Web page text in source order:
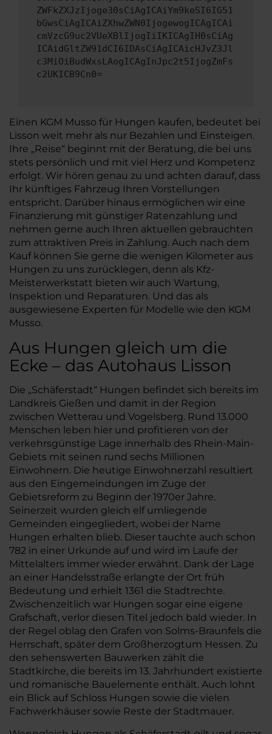
ZWFkZXJzIjoge30sCiAgICAiYm9keSI6IG51
bGwsCiAgICAiZXhwZWN0IjogewogICAgICAi
cmVzcG9uc2VUeXBlIjogIiIKICAgIH0sCiAg
ICAidGltZW91dCI6IDAsCiAgICAicHJvZ3Jl
c3MiOiBudWxsLAogICAgInJpc2t5IjogZmFs
c2UKICB9Cn0=
Einen KGM Musso für Hungen kaufen, bedeutet bei
Lisson weit mehr als nur Bezahlen und Einsteigen.
Ihre „Reise“ beginnt mit der Beratung, die bei uns
stets persönlich und mit viel Herz und Kompetenz
erfolgt. Wir hören genau zu und achten darauf, dass
Ihr künftiges Fahrzeug Ihren Vorstellungen
entspricht. Darüber hinaus ermöglichen wir eine
Finanzierung mit günstiger Ratenzahlung und
nehmen gerne auch Ihren aktuellen gebrauchten
zum attraktiven Preis in Zahlung. Auch nach dem
Kauf können Sie gerne die wenigen Kilometer aus
Hungen zu uns zurücklegen, denn als Kfz-
Meisterwerkstatt bieten wir auch Wartung,
Inspektion und Reparaturen. Und das als
ausgewiesene Experten für Modelle wie den KGM
Musso.
Aus Hungen gleich um die
Ecke – das Autohaus Lisson
Die „Schäferstadt“ Hungen befindet sich bereits im
Landkreis Gießen und damit in der Region
zwischen Wetterau und Vogelsberg. Rund 13.000
Menschen leben hier und profitieren von der
verkehrsgünstige Lage innerhalb des Rhein-Main-
Gebiets mit seinen rund sechs Millionen
Einwohnern. Die heutige Einwohnerzahl resultiert
aus den Eingemeindungen im Zuge der
Gebietsreform zu Beginn der 1970er Jahre.
Seinerzeit wurden gleich elf umliegende
Gemeinden eingegliedert, wobei der Name
Hungen erhalten blieb. Dieser tauchte auch schon
782 in einer Urkunde auf und wird im Laufe der
Mittelalters immer wieder erwähnt. Dank der Lage
an einer Handelsstraße erlangte der Ort früh
Bedeutung und erhielt 1361 die Stadtrechte.
Zwischenzeitlich war Hungen sogar eine eigene
Grafschaft, verlor diesen Titel jedoch bald wieder. In
der Regel oblag den Grafen von Solms-Braunfels die
Herrschaft, später dem Großherzogtum Hessen. Zu
den sehenswerten Bauwerken zählt die
Stadtkirche, die bereits im 13. Jahrhundert existierte
und romanische Bauelemente enthält. Auch lohnt
ein Blick auf Schloss Hungen sowie die vielen
Fachwerkhäuser sowie Reste der Stadtmauer.